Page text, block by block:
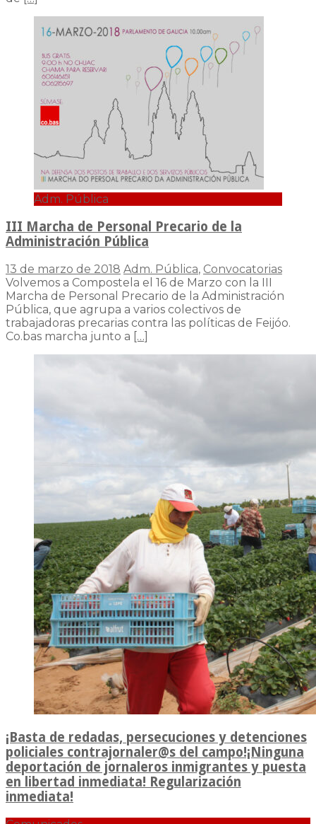
Adm. Pública
III Marcha de Personal Precario de la
Administración Pública
13 de marzo de 2018 Adm. Pública, Convocatorias
Volvemos a Compostela el 16 de Marzo con la III
Marcha de Personal Precario de la Administración
Pública, que agrupa a varios colectivos de
trabajadoras precarias contra las políticas de Feijóo.
Co.bas marcha junto a […]
¡Basta de redadas, persecuciones y detenciones
policiales contrajornaler@s del campo!¡Ninguna
deportación de jornaleros inmigrantes y puesta
en libertad inmediata! Regularización
inmediata!